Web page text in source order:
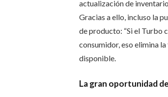
actualización de
Gracias a ello, incluso la
de producto: “Si el Turbo
consumidor, eso elimina
disponible.
La gran oportunidad